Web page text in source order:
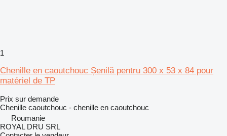
1
Chenille en caoutchouc Șenilă pentru 300 x 53 x 84 pour
matériel de TP
Prix sur demande
Chenille caoutchouc - chenille en caoutchouc
Roumanie
ROYAL DRU SRL